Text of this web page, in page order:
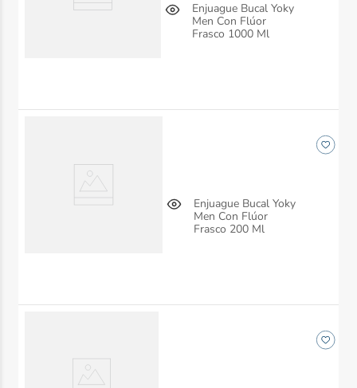
Enjuague Bucal Yoky
Men Con Flúor
Frasco 1000 Ml
Enjuague Bucal Yoky
Men Con Flúor
Frasco 200 Ml